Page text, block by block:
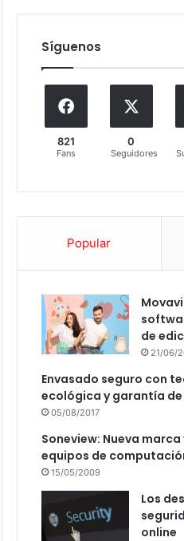
Síguenos
821
Fans
0
Seguidores
Popular
de
21/06/
Envasado seguro con
ecológica y garantía de
05/08/2017
Soneview: Nueva
equipos de
15/05/2009
Los
online